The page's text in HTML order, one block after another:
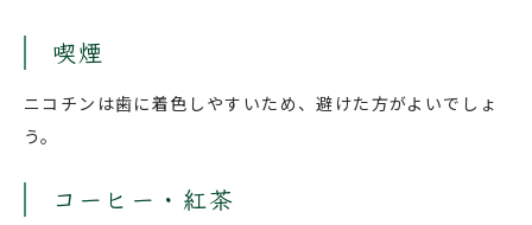
喫煙
ニコチンは歯に着色しやすいため、避けた方がよいでしょ
う。
コーヒー・紅茶